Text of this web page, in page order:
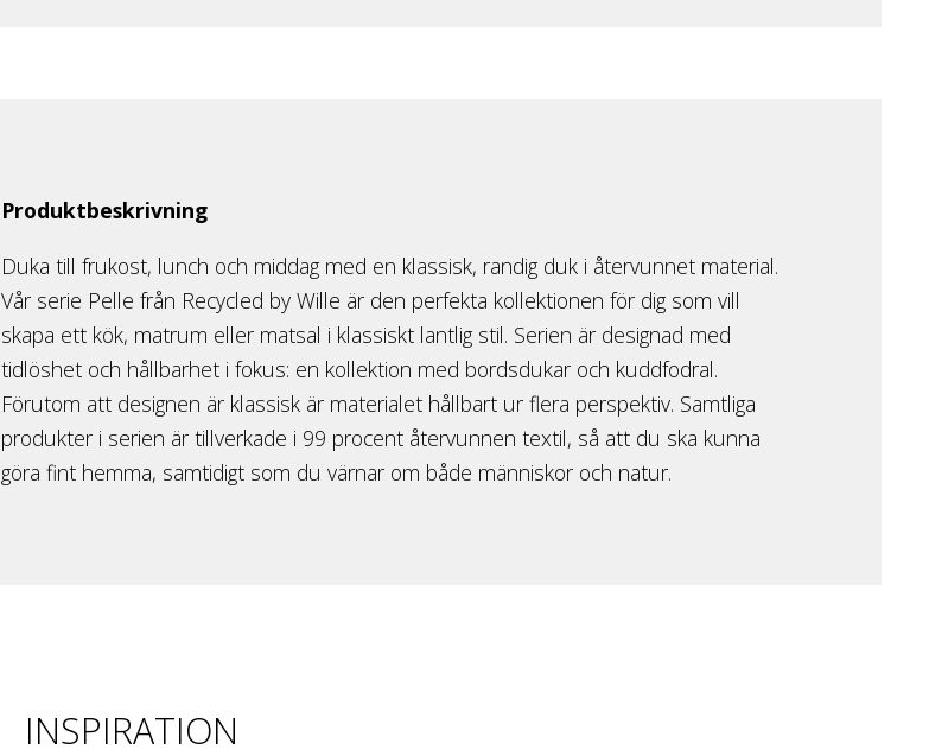
Produktbeskrivning
Duka till frukost, lunch och middag med en klassisk, randig duk i återvunnet material.
Vår serie Pelle från Recycled by Wille är den perfekta kollektionen för dig som vill
skapa ett kök, matrum eller matsal i klassiskt lantlig stil. Serien är designad med
tidlöshet och hållbarhet i fokus: en kollektion med bordsdukar och kuddfodral.
Förutom att designen är klassisk är materialet hållbart ur flera perspektiv. Samtliga
produkter i serien är tillverkade i 99 procent återvunnen textil, så att du ska kunna
göra fint hemma, samtidigt som du värnar om både människor och natur.
INSPIRATION